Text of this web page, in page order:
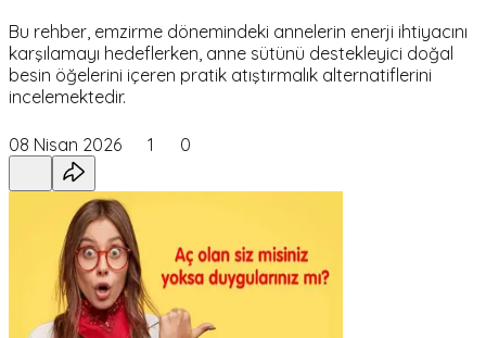
Bu rehber, emzirme dönemindeki annelerin enerji ihtiyacını
karşılamayı hedeflerken, anne sütünü destekleyici doğal
besin öğelerini içeren pratik atıştırmalık alternatiflerini
incelemektedir.
08 Nisan 2026 1 0